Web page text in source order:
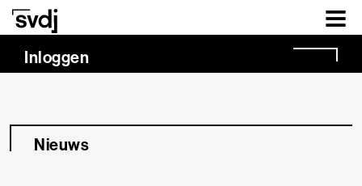
Naar hoofdinhoud
Inloggen
Nieuws